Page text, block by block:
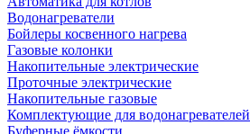
Водонагреватели
Бойлеры косвенного нагрева
Газовые колонки
Накопительные электрические
Проточные электрические
Накопительные газовые
Комплектующие для водонагревателей
Буферные ёмкости